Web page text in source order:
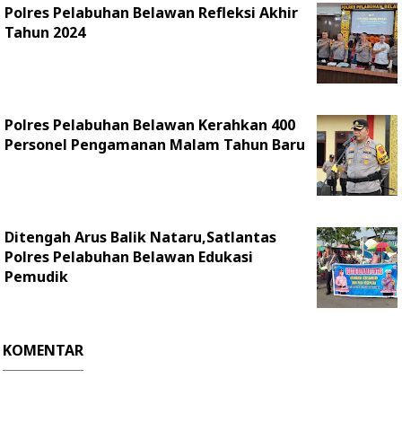
Polres Pelabuhan Belawan Refleksi Akhir
Tahun 2024
Polres Pelabuhan Belawan Kerahkan 400
Personel Pengamanan Malam Tahun Baru
Ditengah Arus Balik Nataru,Satlantas
Polres Pelabuhan Belawan Edukasi
Pemudik
KOMENTAR